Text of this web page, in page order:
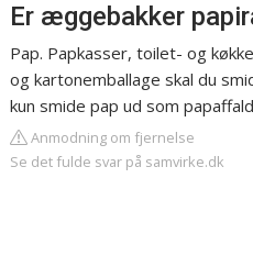
Er æggebakker
Pap. Papkasser, toilet- og
og kartonemballage skal du
kun smide pap ud som
Anmodning om fjernelse
Se det fulde svar på samvirke.dk